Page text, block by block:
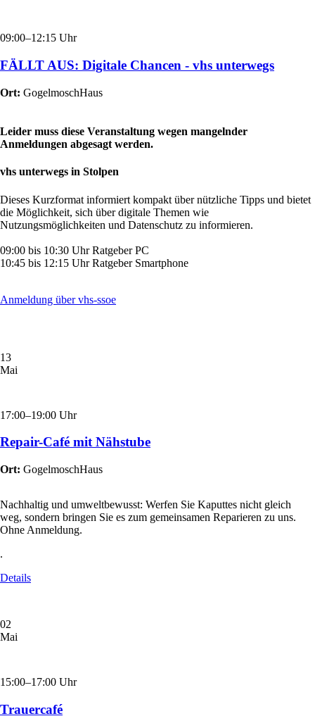
09:00–12:15 Uhr
FÄLLT AUS: Digitale Chancen - vhs unterwegs
Ort: GogelmoschHaus
Leider muss diese Veranstaltung wegen mangelnder
Anmeldungen abgesagt werden.
vhs unterwegs in Stolpen
Dieses Kurzformat informiert kompakt über nützliche Tipps und bietet
die Möglichkeit, sich über digitale Themen wie
Nutzungsmöglichkeiten und Datenschutz zu informieren.
09:00 bis 10:30 Uhr Ratgeber PC
10:45 bis 12:15 Uhr Ratgeber Smartphone
Anmeldung über vhs-ssoe
13
Mai
17:00–19:00 Uhr
Repair-Café mit Nähstube
Ort: GogelmoschHaus
Nachhaltig und umweltbewusst: Werfen Sie Kaputtes nicht gleich
weg, sondern bringen Sie es zum gemeinsamen Reparieren zu uns.
Ohne Anmeldung.
.
Details
02
Mai
15:00–17:00 Uhr
Trauercafé